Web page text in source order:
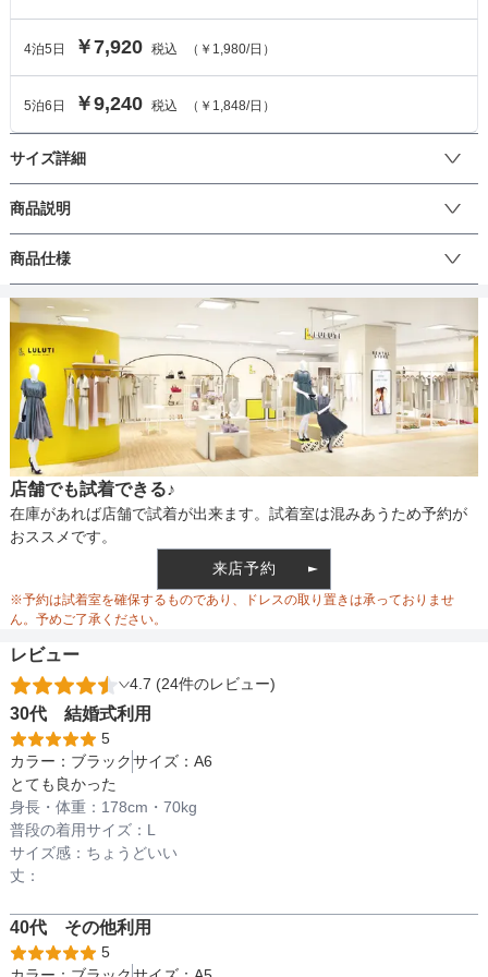
4泊5 日 ￥7,920 税込 （ ￥1,980/日）
5泊6 日 ￥9,240 税込 （ ￥1,848/日）
サイズ詳細
ジャケットのサイズ
サイ
ジャ
ケッ
ト着
丈
70 76 73 76 69 73 72
肩幅 41 43 42 42 43 43 43 44 41 41 44
そで
の長
さ
57 59 62 64 60 60 62 64 58 59 63 62
アー
ムホ
44 46 44 46 46 48
胸囲 90 94 94 98 99 100 102 104 83 90 92
商品説明
冠婚葬祭時に着用いただける定番のブラックフォーマルスーツで
す。上質なシングルスタンダードフォーマルスーツ。タイト過ぎず
余裕を持たせたシルエットになっており、全体的にスッキリとした
印象です。パンツのウエストには調整アジャスターを施し多少の体
型変化に対応ができることで安心してご着用いただけます。
商品仕様
丈
生地の厚さ
裏地
ウエスト調整
備考
素材
仕様
インナー
店舗でも試着できる♪
在庫があれば店舗で試着が出来ます。試着室は混みあうため予約が
おススメです。
来店予約
※予約は試着室を確保するものであり、ドレスの取り置きは承っておりませ
ん。予めご了承ください。
レビュー
4.7 (24件のレビュー)
30代 結婚式利用
5
カラー： ブラックサイズ： A6
とても良かった
身長・体重： 178cm・ 70kg
普段の着用サイズ： L
サイズ感： ちょうどいい
丈：
40代 その他利用
5